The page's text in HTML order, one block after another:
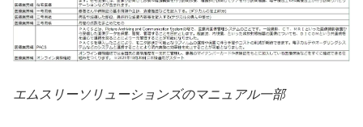
エムスリーソリューションズのマニュアル一部